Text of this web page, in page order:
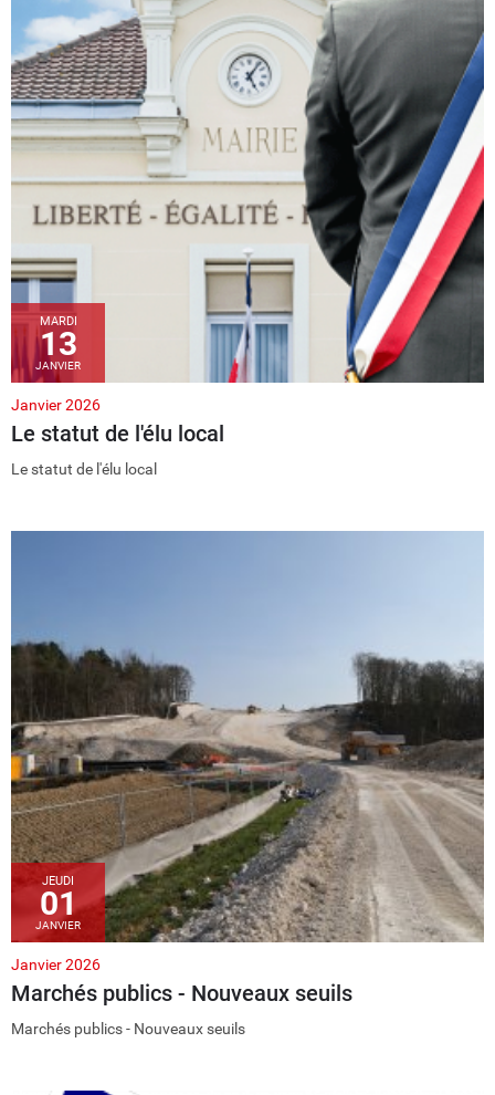
MARDI
13
JANVIER
Janvier 2026
Le statut de l'élu local
Le statut de l'élu local
JEUDI
01
JANVIER
Janvier 2026
Marchés publics - Nouveaux seuils
Marchés publics - Nouveaux seuils